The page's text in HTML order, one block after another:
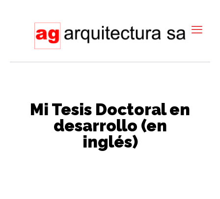
Mi Tesis Doctoral en
desarrollo (en
inglés)